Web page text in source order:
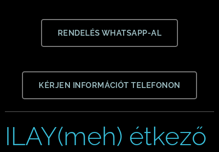
RENDELÉS WHATSAPP-AL
KÉRJEN INFORMÁCIÓT TELEFONON
ILAY(meh) étkező